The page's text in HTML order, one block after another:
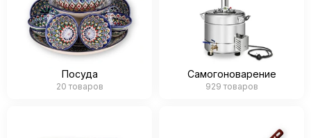
Посуда
20 товаров
Самогоноварение
929 товаров